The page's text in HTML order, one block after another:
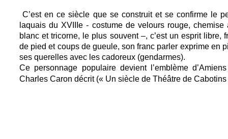
C’est en ce siècle que se construit et se confirme le
laquais du XVIIIe - costume de velours rouge,
blanc et tricorne, le plus souvent –, c’est un esprit libre,
de pied et coups de gueule, son franc parler exprime en
ses querelles avec les cadoreux (gendarmes).
Ce personnage populaire devient l’emblème
Charles Caron décrit (« Un siècle de Théâtre de